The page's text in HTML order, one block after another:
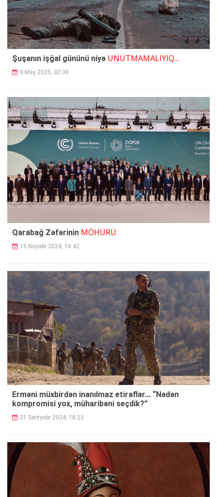
Şuşanın işğal gününü niyə UNUTMAMALIYIQ...
8 May 2025, 02:38
Qarabağ Zəfərinin MÖHÜRÜ
15 Noyabr 2024, 16:42
Erməni müxbirdən inanılmaz etiraflar... “Nədən
kompromisi yox, müharibəni seçdik?”
21 Sentyabr 2024, 18:23